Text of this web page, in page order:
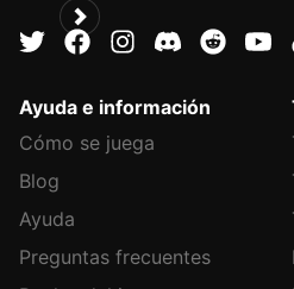
Ayuda e información
Cómo se juega
Blog
Ayuda
Preguntas frecuentes